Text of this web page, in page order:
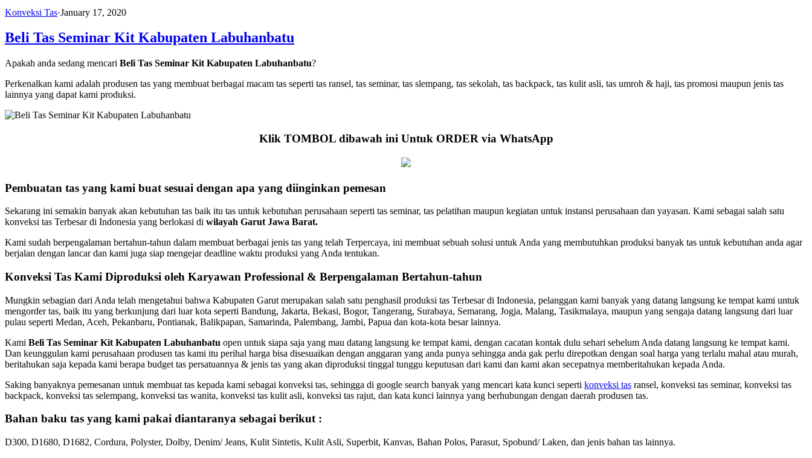
Konveksi Tas·January 17, 2020
Beli Tas Seminar Kit Kabupaten Labuhanbatu
Apakah anda sedang mencari Beli Tas Seminar Kit Kabupaten Labuhanbatu?
Perkenalkan kami adalah produsen tas yang membuat berbagai macam tas seperti tas ransel, tas seminar, tas slempang, tas sekolah, tas backpack, tas kulit asli, tas umroh & haji, tas promosi maupun jenis tas
lainnya yang dapat kami produksi.
Klik TOMBOL dibawah ini Untuk ORDER via WhatsApp
Pembuatan tas yang kami buat sesuai dengan apa yang diinginkan pemesan
Sekarang ini semakin banyak akan kebutuhan tas baik itu tas untuk kebutuhan perusahaan seperti tas seminar, tas pelatihan maupun kegiatan untuk instansi perusahaan dan yayasan. Kami sebagai salah satu
konveksi tas Terbesar di Indonesia yang berlokasi di wilayah Garut Jawa Barat.
Kami sudah berpengalaman bertahun-tahun dalam membuat berbagai jenis tas yang telah Terpercaya, ini membuat sebuah solusi untuk Anda yang membutuhkan produksi banyak tas untuk kebutuhan anda agar
berjalan dengan lancar dan kami juga siap mengejar deadline waktu produksi yang Anda tentukan.
Konveksi Tas Kami Diproduksi oleh Karyawan Professional & Berpengalaman Bertahun-tahun
Mungkin sebagian dari Anda telah mengetahui bahwa Kabupaten Garut merupakan salah satu penghasil produksi tas Terbesar di Indonesia, pelanggan kami banyak yang datang langsung ke tempat kami untuk
mengorder tas, baik itu yang berkunjung dari luar kota seperti Bandung, Jakarta, Bekasi, Bogor, Tangerang, Surabaya, Semarang, Jogja, Malang, Tasikmalaya, maupun yang sengaja datang langsung dari luar
pulau seperti Medan, Aceh, Pekanbaru, Pontianak, Balikpapan, Samarinda, Palembang, Jambi, Papua dan kota-kota besar lainnya.
Kami Beli Tas Seminar Kit Kabupaten Labuhanbatu open untuk siapa saja yang mau datang langsung ke tempat kami, dengan cacatan kontak dulu sehari sebelum Anda datang langsung ke tempat kami.
Dan keunggulan kami perusahaan produsen tas kami itu perihal harga bisa disesuaikan dengan anggaran yang anda punya sehingga anda gak perlu direpotkan dengan soal harga yang terlalu mahal atau murah,
beritahukan saja kepada kami berapa budget tas persatuannya & jenis tas yang akan diproduksi tinggal tunggu keputusan dari kami dan kami akan secepatnya memberitahukan kepada Anda.
Saking banyaknya pemesanan untuk membuat tas kepada kami sebagai konveksi tas, sehingga di google search banyak yang mencari kata kunci seperti konveksi tas ransel, konveksi tas seminar, konveksi tas
backpack, konveksi tas selempang, konveksi tas wanita, konveksi tas kulit asli, konveksi tas rajut, dan kata kunci lainnya yang berhubungan dengan daerah produsen tas.
Bahan baku tas yang kami pakai diantaranya sebagai berikut :
D300, D1680, D1682, Cordura, Polyster, Dolby, Denim/ Jeans, Kulit Sintetis, Kulit Asli, Superbit, Kanvas, Bahan Polos, Parasut, Spobund/ Laken, dan jenis bahan tas lainnya.